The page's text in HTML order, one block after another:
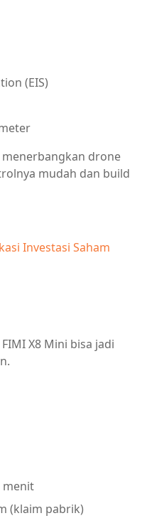
(EIS)
drone
mudah dan build
Investasi Saham
X8 Mini bisa jadi
menit
(klaim pabrik)